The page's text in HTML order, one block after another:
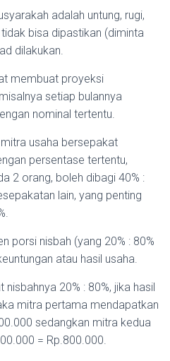
adalah untung, rugi,
bisa dipastikan (diminta
dilakukan.
membuat proyeksi
setiap bulannya
nominal tertentu.
usaha bersepakat
persentase tertentu,
2 orang, boleh dibagi 40% :
lain, yang penting
porsi nisbah (yang 20% : 80%
atau hasil usaha.
20% : 80%, jika hasil
mitra pertama mendapatkan
sedangkan mitra kedua
= Rp.800.000.